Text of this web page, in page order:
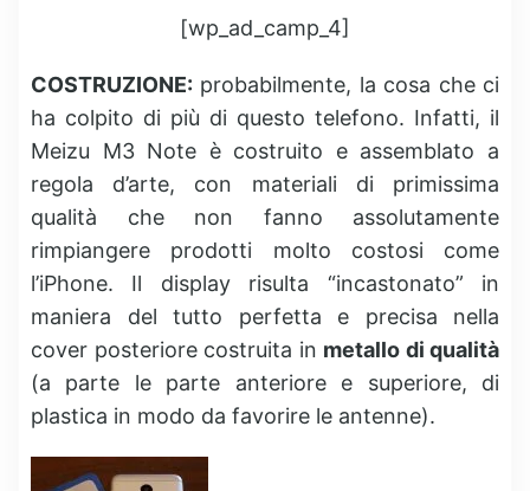
[wp_ad_camp_4]
COSTRUZIONE: probabilmente, la cosa che ci
ha colpito di più di questo telefono. Infatti, il
Meizu M3 Note è costruito e assemblato a
regola d’arte, con materiali di primissima
qualità che non fanno assolutamente
rimpiangere prodotti molto costosi come
l’iPhone. Il display risulta “incastonato” in
maniera del tutto perfetta e precisa nella
cover posteriore costruita in metallo di qualità
(a parte le parte anteriore e superiore, di
plastica in modo da favorire le antenne).